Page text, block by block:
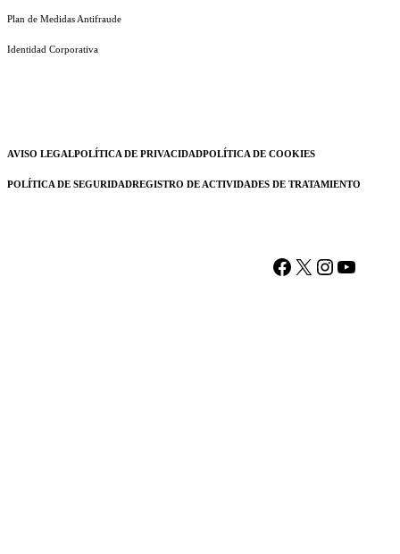
Plan de Medidas Antifraude
Identidad Corporativa
AVISO LEGALPOLÍTICA DE PRIVACIDADPOLÍTICA DE COOKIES
POLÍTICA DE SEGURIDADREGISTRO DE ACTIVIDADES DE TRATAMIENTO
Facebook
X Instagram